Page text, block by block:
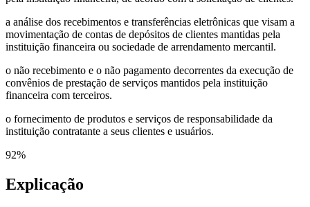
a análise dos recebimentos e transferências eletrônicas que visam a
movimentação de contas de depósitos de clientes mantidas pela
instituição financeira ou sociedade de arrendamento mercantil.
o não recebimento e o não pagamento decorrentes da execução de
convênios de prestação de serviços mantidos pela instituição
financeira com terceiros.
o fornecimento de produtos e serviços de responsabilidade da
instituição contratante a seus clientes e usuários.
92%
Explicação